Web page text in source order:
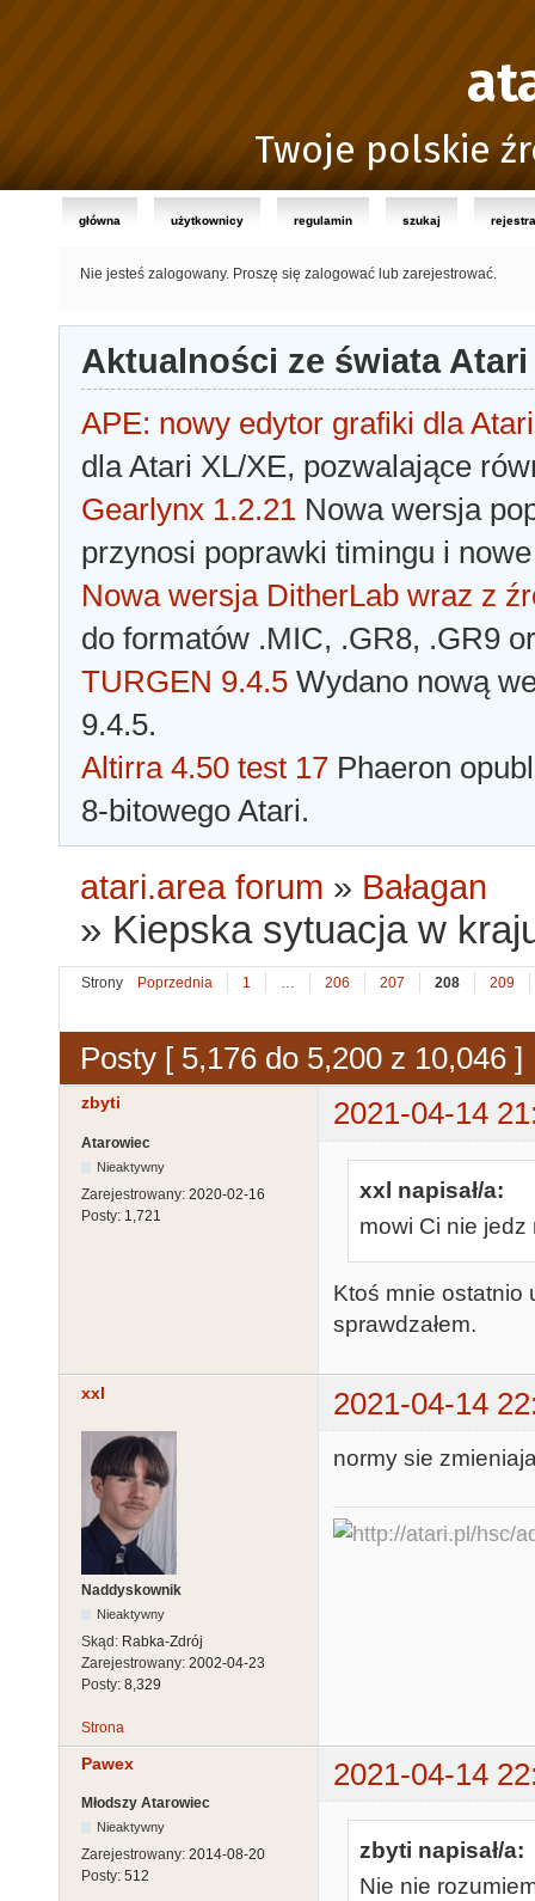
Twoje polskie
główna użytkownicy regulamin szukaj
Nie jesteś zalogowany. Proszę się zalogować lub zarejestrować.
Aktualności ze świata Atari
APE: nowy edytor grafiki dla Atari
dla Atari XL/XE, pozwalające
Gearlynx 1.2.21 Nowa wersja
przynosi poprawki timingu i
Nowa wersja DitherLab wraz z
do formatów .MIC, .GR8, .GR9
TURGEN 9.4.5 Wydano nową
9.4.5.
Altirra 4.50 test 17 Phaeron
8-bitowego Atari.
atari.area forum » Bałagan
» Kiepska sytuacja w
Strony Poprzednia 1 … 206 207 208 209
Posty [ 5,176 do 5,200 z 10,046 ]
zbyti 2021-04-14
Atarowiec
Nieaktywny
Zarejestrowany: 2020-02-16
Posty: 1,721
xxl napisał/a:
mowi Ci nie
Ktoś mnie ostatnio
sprawdzałem.
xxl 2021-04-14
Naddyskownik
Nieaktywny
Skąd: Rabka-Zdrój
Zarejestrowany: 2002-04-23
Posty: 8,329
normy sie
Strona
Pawex 2021-04-14
Młodszy Atarowiec
Nieaktywny
Zarejestrowany: 2014-08-20
Posty: 512
zbyti napisał/a:
Nie nie